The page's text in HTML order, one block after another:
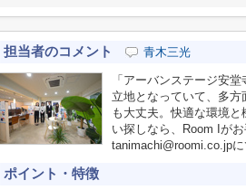
担当者のコメント 青木三光
「アーバンステージ安
立地となっていて、多
も大丈夫。快適な環境
い探しなら、Room Iが
tanimachi@roomi.co.jpに
ポイント・特徴